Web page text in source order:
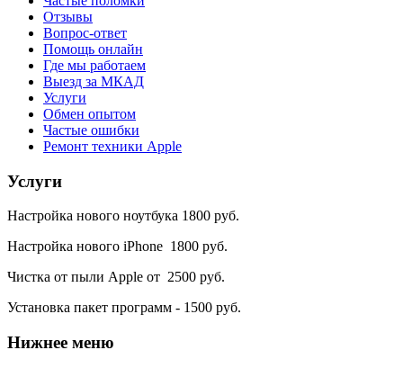
Отзывы
Вопрос-ответ
Помощь онлайн
Где мы работаем
Выезд за МКАД
Услуги
Обмен опытом
Частые ошибки
Ремонт техники Apple
Услуги
Настройка нового ноутбука 1800 руб.
Настройка нового iPhone 1800 руб.
Чистка от пыли Apple от 2500 руб.
Установка пакет программ - 1500 руб.
Нижнее меню